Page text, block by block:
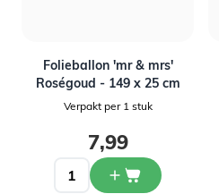
Folieballon 'mr & mrs'
Roségoud - 149 x 25 cm
Verpakt per 1 stuk
7,99